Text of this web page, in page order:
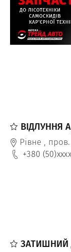
ВІДЛУННЯ
Рівне ,
+380 (50)
ЗАТИШНИЙ